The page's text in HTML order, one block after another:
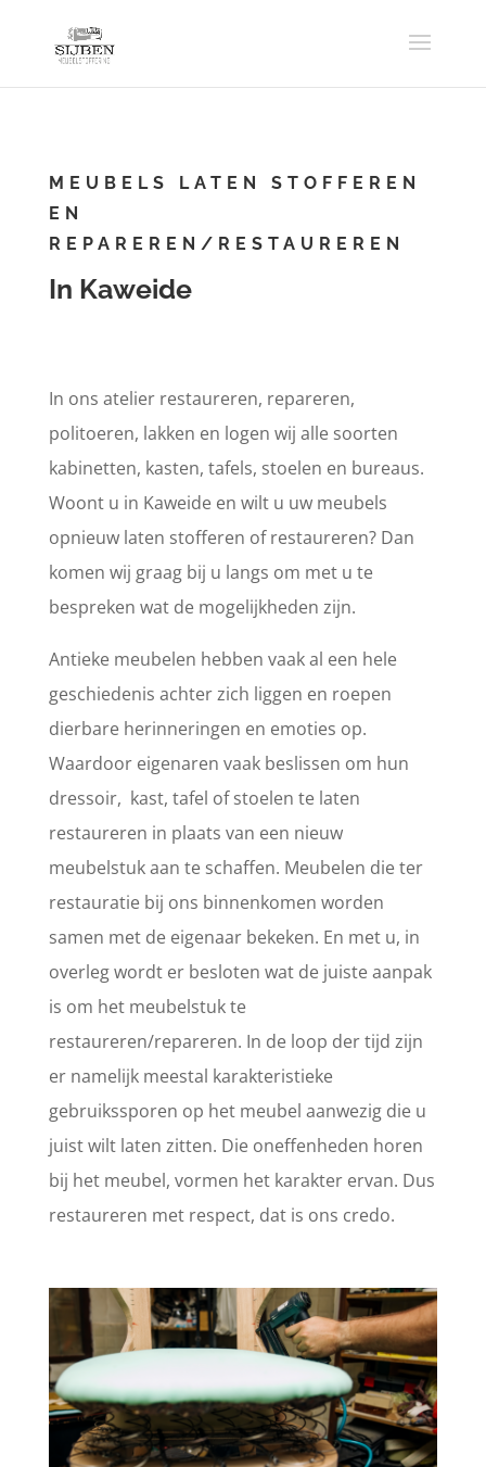
MEUBELS LATEN STOFFEREN
EN
REPAREREN/RESTAUREREN
In Kaweide
In ons atelier restaureren, repareren,
politoeren, lakken en logen wij alle soorten
kabinetten, kasten, tafels, stoelen en bureaus.
Woont u in Kaweide en wilt u uw meubels
opnieuw laten stofferen of restaureren? Dan
komen wij graag bij u langs om met u te
bespreken wat de mogelijkheden zijn.
Antieke meubelen hebben vaak al een hele
geschiedenis achter zich liggen en roepen
dierbare herinneringen en emoties op.
Waardoor eigenaren vaak beslissen om hun
dressoir, kast, tafel of stoelen te laten
restaureren in plaats van een nieuw
meubelstuk aan te schaffen. Meubelen die ter
restauratie bij ons binnenkomen worden
samen met de eigenaar bekeken. En met u, in
overleg wordt er besloten wat de juiste aanpak
is om het meubelstuk te
restaureren/repareren. In de loop der tijd zijn
er namelijk meestal karakteristieke
gebruikssporen op het meubel aanwezig die u
juist wilt laten zitten. Die oneffenheden horen
bij het meubel, vormen het karakter ervan. Dus
restaureren met respect, dat is ons credo.